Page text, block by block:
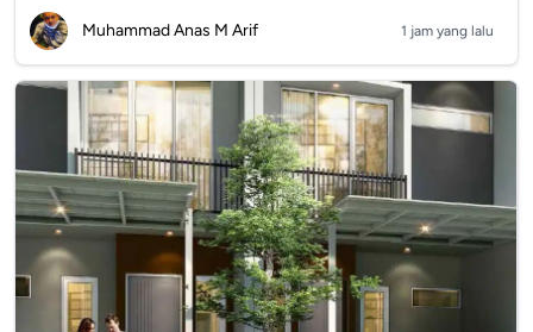
Muhammad Anas M Arif 1 jam yang lalu